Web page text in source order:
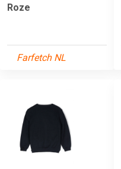
Roze
Farfetch NL